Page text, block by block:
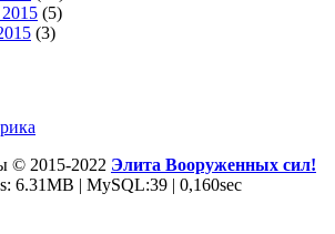
(5)
(3)
© 2015-2022 Элита Вооруженных сил!
6.31MB | MySQL:39 | 0,160sec